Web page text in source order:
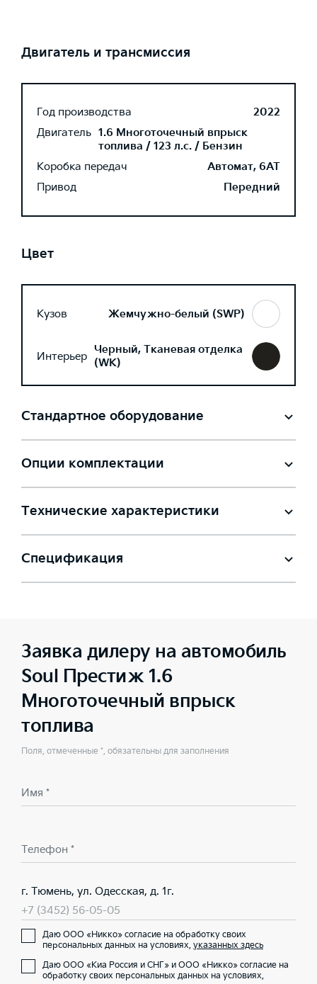
Двигатель и трансмиссия
Год производства
2022
Двигатель 1.6 Многоточечный впрыск
топлива / 123 л.с. / Бензин
Коробка передач
Автомат, 6AT
Привод
Передний
Цвет
Кузов Жемчужно-белый (SWP)
Интерьер Черный, Тканевая отделка
(WK)
Стандартное оборудование
Опции комплектации
Технические характеристики
Спецификация
Заявка дилеру на автомобиль
Soul Престиж 1.6
Многоточечный впрыск
топлива
Поля, отмеченные *, обязательны для заполнения
Имя *
Телефон *
г. Тюмень, ул. Одесская, д. 1г.
+7 (3452) 56-05-05
Даю ООО «Никко» согласие на обработку своих
персональных данных на условиях, указанных здесь
Даю ООО «Киа Россия и СНГ» и ООО «Никко» согласие на
обработку своих персональных данных на условиях,